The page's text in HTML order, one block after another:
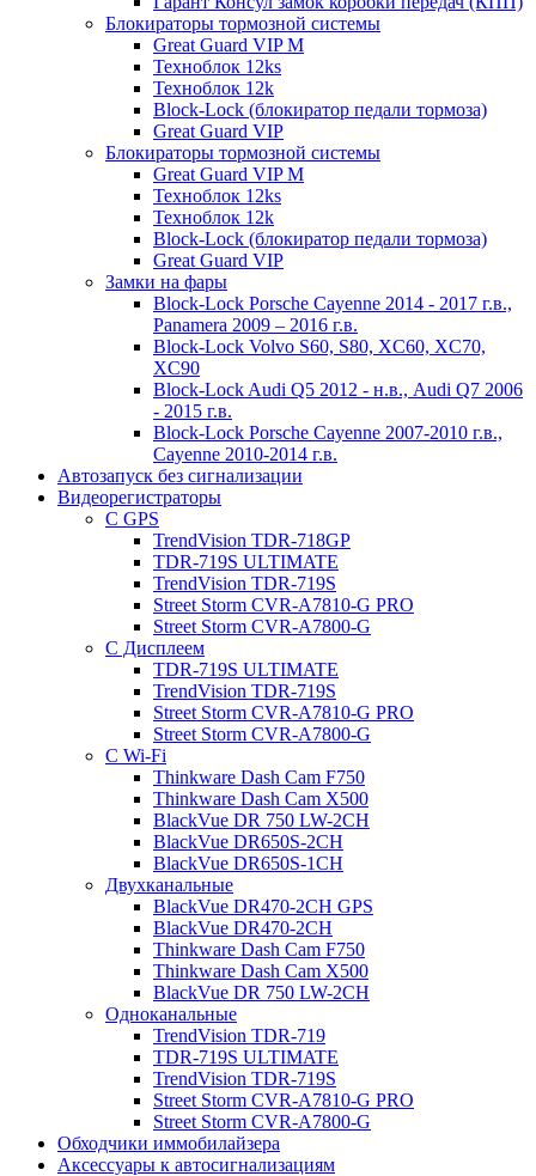
Блокираторы тормозной системы
Great Guard VIP M
Техноблок 12ks
Техноблок 12k
Block-Lock (блокиратор педали тормоза)
Great Guard VIP
Блокираторы тормозной системы
Great Guard VIP M
Техноблок 12ks
Техноблок 12k
Block-Lock (блокиратор педали тормоза)
Great Guard VIP
Замки на фары
Block-Lock Porsche Cayenne 2014 - 2017 г.в.,
Panamera 2009 – 2016 г.в.
Block-Lock Volvo S60, S80, XC60, XC70,
XC90
Block-Lock Audi Q5 2012 - н.в., Audi Q7 2006
- 2015 г.в.
Block-Lock Porsche Cayenne 2007-2010 г.в.,
Cayenne 2010-2014 г.в.
Автозапуск без сигнализации
Видеорегистраторы
С GPS
TrendVision TDR-718GP
TDR-719S ULTIMATE
TrendVision TDR-719S
Street Storm CVR-A7810-G PRO
Street Storm CVR-A7800-G
С Дисплеем
TDR-719S ULTIMATE
TrendVision TDR-719S
Street Storm CVR-A7810-G PRO
Street Storm CVR-A7800-G
С Wi-Fi
Thinkware Dash Cam F750
Thinkware Dash Cam X500
BlackVue DR 750 LW-2CH
BlackVue DR650S-2CH
BlackVue DR650S-1CH
Двухканальные
BlackVue DR470-2CH GPS
BlackVue DR470-2CH
Thinkware Dash Cam F750
Thinkware Dash Cam X500
BlackVue DR 750 LW-2CH
Одноканальные
TrendVision TDR-719
TDR-719S ULTIMATE
TrendVision TDR-719S
Street Storm CVR-A7810-G PRO
Street Storm CVR-A7800-G
Обходчики иммобилайзера
Аксессуары к автосигнализациям